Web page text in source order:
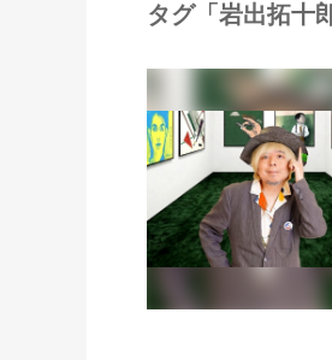
タグ「岩出拓十